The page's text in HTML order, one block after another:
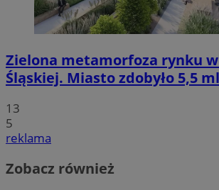
Zielona metamorfoza rynku
Śląskiej. Miasto zdobyło 5,5
13
5
reklama
Zobacz również